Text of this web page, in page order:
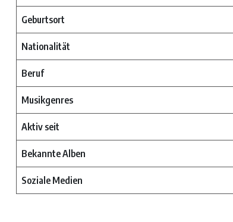
Geburtsort
Nationalität
Beruf
Musikgenres
Aktiv seit
Bekannte Alben
Soziale Medien